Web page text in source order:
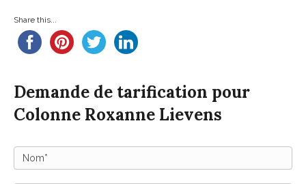
Share this...
Demande de tarification pour
Colonne Roxanne Lievens